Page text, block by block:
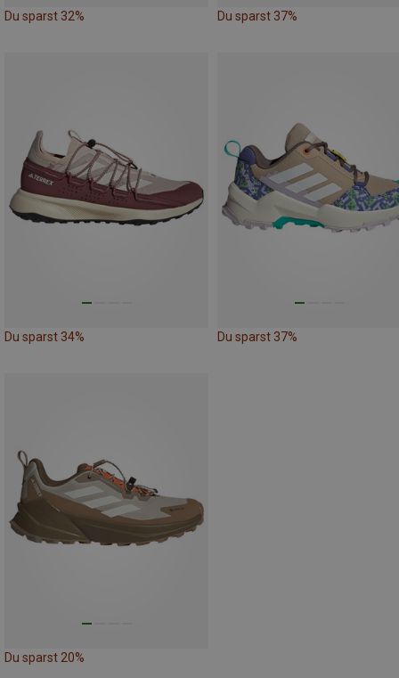
Du sparst 32% Du sparst 37%
Du sparst 34% Du sparst 37%
Du sparst 20%